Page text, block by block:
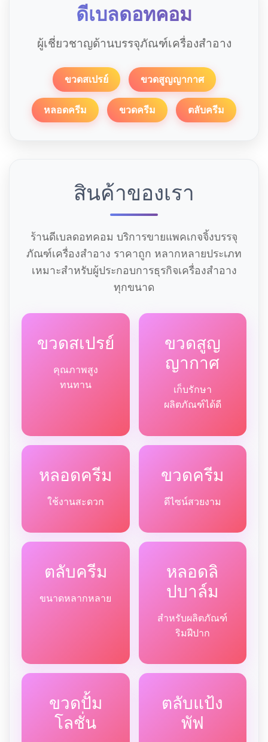
ดีเบลดอทคอม
ผู้เชี่ยวชาญด้านบรรจุภัณฑ์เครื่องสำอาง
ขวดสเปรย์ ขวดสูญญากาศ
หลอดครีม ขวดครีม ตลับครีม
สินค้าของเรา
ร้านดีเบลดอทคอม บริการขายแพคเกจจิ้งบรรจุ
ภัณฑ์เครื่องสำอาง ราคาถูก หลากหลายประเภท
เหมาะสำหรับผู้ประกอบการธุรกิจเครื่องสำอาง
ทุกขนาด
ขวดสเปรย์
คุณภาพสูง
ทนทาน
ขวดสูญ
ญากาศ
เก็บรักษา
ผลิตภัณฑ์ได้ดี
หลอดครีม
ใช้งานสะดวก
ขวดครีม
ดีไซน์สวยงาม
ตลับครีม
ขนาดหลากหลาย
หลอดลิ
ปบาล์ม
สำหรับผลิตภัณฑ์
ริมฝีปาก
ขวดปั้ม
โลชั่น
ตลับแป้ง
พัฟ